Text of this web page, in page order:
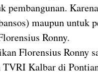
pembangunan.
maupun untuk
Ronny.
Florensius Ronny
TVRI Kalbar di